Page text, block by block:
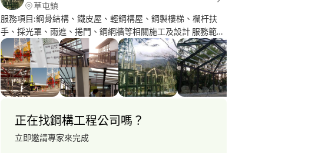
草屯鎮
服務項目:鋼骨結構、鐵皮屋、輕鋼構屋、鋼製樓梯、欄杆扶
手、採光罩、雨遮、捲門、鋼網牆等相關施工及設計 服務範
圍:台中、彰化、雲林、南投、嘉義，或是其他地區坪數、數量
足夠。
正在找鋼構工程公司嗎？
立即邀請專家來完成